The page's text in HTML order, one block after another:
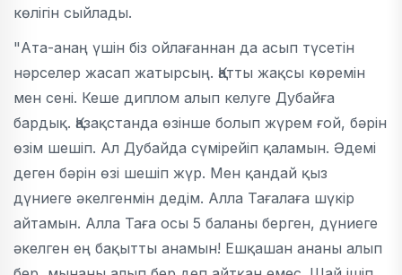
көлігін сыйлады.
"Ата-анаң үшін біз ойлағаннан да асып түсетін
нәрселер жасап жатырсың. Қатты жақсы көремін
мен сені. Кеше диплом алып келуге Дубайға
бардық. Қазақстанда өзінше болып жүрем ғой, бәрін
өзім шешіп. Ал Дубайда сүмірейіп қаламын. Әдемі
деген бәрін өзі шешіп жүр. Мен қандай қыз
дүниеге әкелгенмін дедім. Алла Тағалаға шүкір
айтамын. Алла Таға осы 5 баланы берген, дүниеге
әкелген ең бақытты анамын! Ешқашан ананы алып